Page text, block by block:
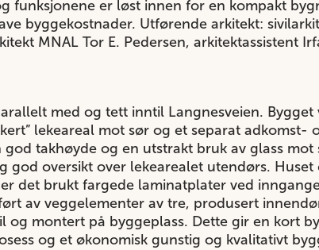
funksjonene er løst innen for en kompakt
byggekostnader. Utførende arkitekt:
MNAL Tor E. Pedersen, arkitektassistent
med og tett inntil Langnesveien. Bygget
lekeareal mot sør og et separat adkomst-
takhøyde og en utstrakt bruk av glass
god oversikt over lekearealet utendørs.
det brukt fargede laminatplater ved
av veggelementer av tre, produsert
og montert på byggeplass. Dette gir en kort
og et økonomisk gunstig og kvalitativt